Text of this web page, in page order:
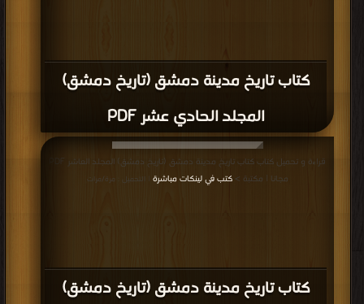
كتاب تاريخ مدينة دمشق (تاريخ دمشق)
المجلد الحادي عشر PDF
كتاب تاريخ مدينة دمشق (تاريخ دمشق)
مجانا | مكتبة >كتب في لينكات مباشرة | التحميل : مرة/مرات